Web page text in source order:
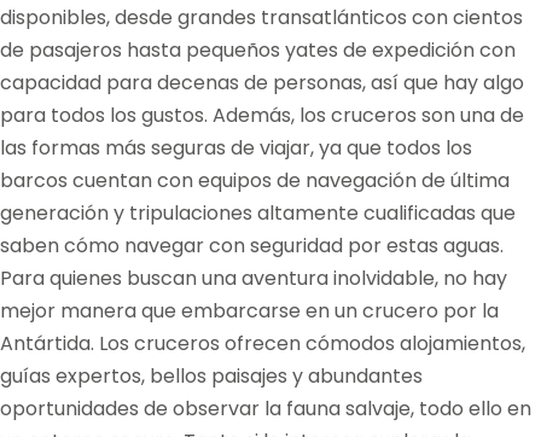
disponibles, desde grandes transatlánticos con cientos
de pasajeros hasta pequeños yates de expedición con
capacidad para decenas de personas, así que hay algo
para todos los gustos. Además, los cruceros son una de
las formas más seguras de viajar, ya que todos los
barcos cuentan con equipos de navegación de última
generación y tripulaciones altamente cualificadas que
saben cómo navegar con seguridad por estas aguas.
Para quienes buscan una aventura inolvidable, no hay
mejor manera que embarcarse en un crucero por la
Antártida. Los cruceros ofrecen cómodos alojamientos,
guías expertos, bellos paisajes y abundantes
oportunidades de observar la fauna salvaje, todo ello en